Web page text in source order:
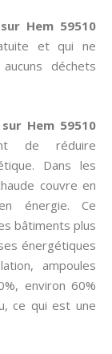
Hem 59510
et qui ne
déchets
Hem 59510
de réduire
Dans les
couvre en
énergie. Ce
bâtiments plus
énergétiques
ampoules
environ 60%
ce qui est une